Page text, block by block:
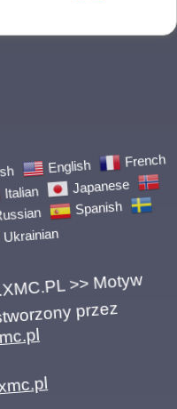
English French
Japanese
Spanish
>> Motyw
przez